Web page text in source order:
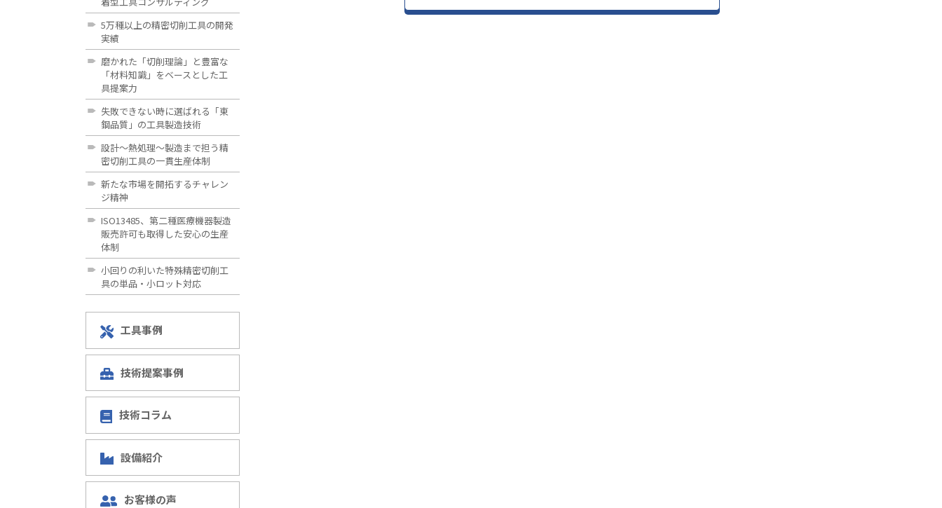
5万種以上の精密切削工具の開発
実績
磨かれた「切削理論」と豊富な
「材料知識」をベースとした工
具提案力
失敗できない時に選ばれる「東
鋼品質」の工具製造技術
設計～熱処理～製造まで担う精
密切削工具の一貫生産体制
新たな市場を開拓するチャレン
ジ精神
ISO13485、第二種医療機器製造
販売許可も取得した安心の生産
体制
小回りの利いた特殊精密切削工
具の単品・小ロット対応
工具事例
技術提案事例
技術コラム
設備紹介
お客様の声